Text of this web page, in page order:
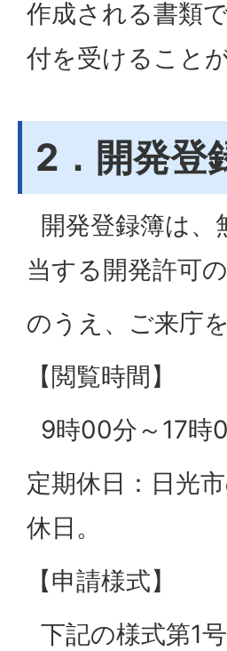
作成される書類
付を受けること
2．開発登
開発登録簿は
当する開発許可
のうえ、ご来庁
【閲覧時間】
9時00分～17時
定期休日：日光
休日。
【申請様式】
下記の様式第1